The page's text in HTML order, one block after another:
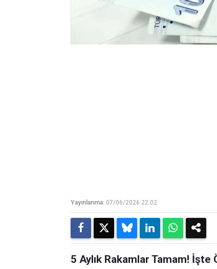
Yayınlanma: 07/06/2026 22:02
5 Aylık Rakamlar Tamam!